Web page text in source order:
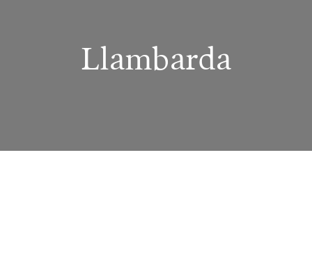
Llambarda